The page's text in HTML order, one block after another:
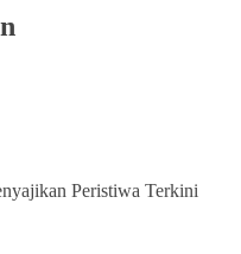
Peristiwa Terkini